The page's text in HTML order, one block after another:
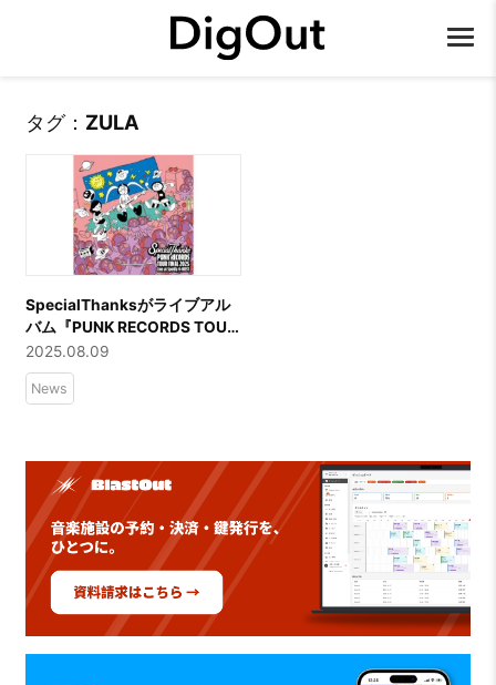
タグ： ZULA
SpecialThanksがライブアル
バム『PUNK RECORDS TOUR
FINAL 2025 – Live at Spotify
O-WEST』を本日リリース！
2025.08.09
News